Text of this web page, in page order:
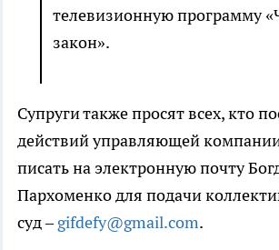
телевизионную программу
закон».
Супруги также просят всех, кто
действий управляющей
писать на электронную почту
Пархоменко для подачи
суд –gifdefy@gmail.com.